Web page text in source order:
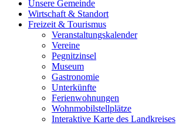
Unsere Gemeinde
Wirtschaft & Standort
Freizeit & Tourismus
Veranstaltungskalender
Vereine
Pegnitzinsel
Museum
Gastronomie
Unterkünfte
Ferienwohnungen
Wohnmobilstellplätze
Interaktive Karte des Landkreises